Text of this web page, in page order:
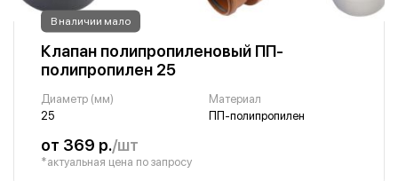
В наличии мало
Клапан полипропиленовый ПП-
полипропилен 25
Диаметр (мм)
25
Материал
ПП-полипропилен
от 369 р./шт
*актуальная цена по запросу